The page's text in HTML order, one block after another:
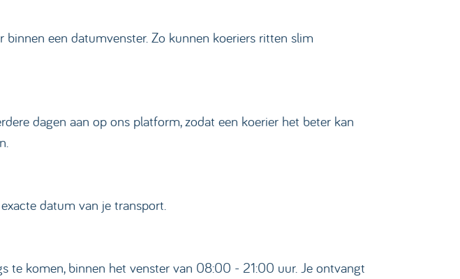
een datumvenster. Zo kunnen koeriers ritten slim
dagen aan op ons platform, zodat een koerier het beter kan
datum van je transport.
te komen, binnen het venster van 08:00 - 21:00 uur. Je ontvangt